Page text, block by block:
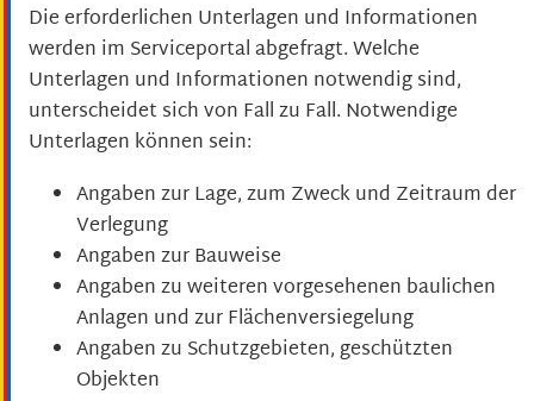
Die erforderlichen Unterlagen und Informationen
werden im Serviceportal abgefragt. Welche
Unterlagen und Informationen notwendig sind,
unterscheidet sich von Fall zu Fall. Notwendige
Unterlagen können sein:
Angaben zur Lage, zum Zweck und Zeitraum der
Verlegung
Angaben zur Bauweise
Angaben zu weiteren vorgesehenen baulichen
Anlagen und zur Flächenversiegelung
Angaben zu Schutzgebieten, geschützten
Objekten